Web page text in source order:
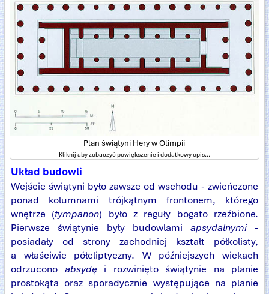
Plan świątyni Hery w Olimpii
Kliknij aby zobaczyć powiększenie i dodatkowy opis...
Układ budowli
Wejście świątyni było zawsze od wschodu - zwieńczone
ponad kolumnami trójkątnym frontonem, którego
wnętrze (tympanon) było z reguły bogato rzeźbione.
Pierwsze świątynie były budowlami apsydalnymi -
posiadały od strony zachodniej kształt półkolisty,
a właściwie półeliptyczny. W późniejszych wiekach
odrzucono absydę i rozwinięto świątynie na planie
prostokąta oraz sporadycznie występujące na planie